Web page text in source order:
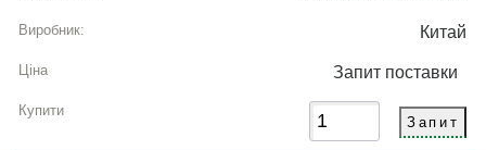
Китай
Запит поставки